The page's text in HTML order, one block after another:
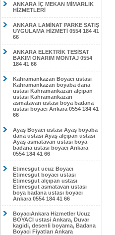
ANKARA İÇ MEKAN MİMARLIK
HİZMETLERİ
ANKARA LAMİNAT PARKE SATIŞ
UYGULAMA HİZMETİ 0554 184 41
66
ANKARA ELEKTRİK TESİSAT
BAKIM ONARIM MONTAJ 0554
184 41 66
Kahramankazan Boyacı ustası
Kahramankazan boyaba dana
ustası Kahramankazan alçıpan
ustası Kahramankazan
asmatavan ustası boya badana
ustası boyacı Ankara 0554 184 41
66
Ayaş Boyacı ustası Ayaş boyaba
dana ustası Ayaş alçıpan ustası
Ayaş asmatavan ustası boya
badana ustası boyacı Ankara
0554 184 41 66
Etimesgut ucuz Boyacı
Etimesgut boyacı ustası
Etimesgut alçıpan ustası
Etimesgut asmatavan ustası
boya badana ustası boyacı
Ankara 0554 184 41 66
BoyacıAnkara Hizmetler Ucuz
BOYACI ustasi Ankara, Duvar
kagidi, desenli boyama, Badana
Boyaci Fiyatları Ankara